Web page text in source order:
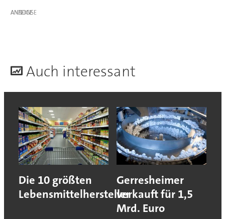
ANZEIGE
Auch interessant
Die 10 größten
Lebensmittelhersteller
Gerresheimer
verkauft für 1,5
Mrd. Euro